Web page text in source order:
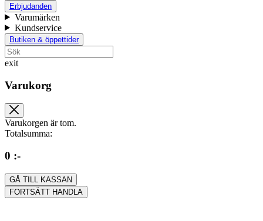
Erbjudanden
Varumärken
Kundservice
Butiken & öppettider
exit
Varukorg
Varukorgen är tom.
Totalsumma:
0 :-
GÅ TILL KASSAN
FORTSÄTT HANDLA